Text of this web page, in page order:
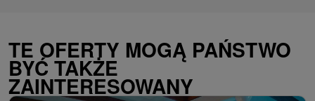
TE OFERTY MOGĄ PAŃSTWO
BYĆ TAKŻE
ZAINTERESOWANY